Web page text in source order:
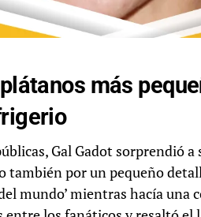
más
Gal Gadot sorprendió
también por un pequeño
mundo’ mientras hacía una